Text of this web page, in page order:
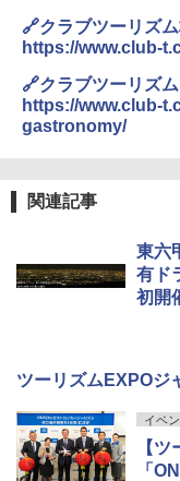
🔗クラブツーリズ
https://www.club-
🔗クラブツーリズ
https://www.club-
gastronomy/
関連記事
東六
有ド
初開
ツーリズムEXPOジ
イベ
【
「